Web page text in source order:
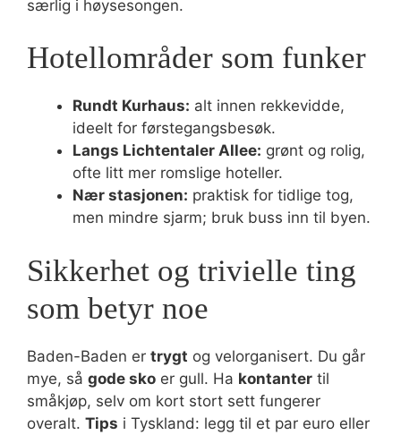
særlig i høysesongen.
Hotellområder som funker
Rundt Kurhaus: alt innen rekkevidde,
ideelt for førstegangsbesøk.
Langs Lichtentaler Allee: grønt og rolig,
ofte litt mer romslige hoteller.
Nær stasjonen: praktisk for tidlige tog,
men mindre sjarm; bruk buss inn til byen.
Sikkerhet og trivielle ting
som betyr noe
Baden-Baden er trygt og velorganisert. Du går
mye, så gode sko er gull. Ha kontanter til
småkjøp, selv om kort stort sett fungerer
overalt. Tips i Tyskland: legg til et par euro eller